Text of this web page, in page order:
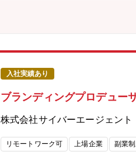
料」で楽しめるだけでなく、
入社実績あり
ブランディングプロデュー
株式会社サイバーエージェント
リモートワーク可 上場企業 副業